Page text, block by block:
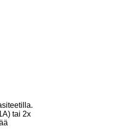
tai 2x